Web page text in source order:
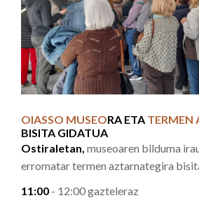
OIASSO MUSEORA ETA TERMEN
BISITA GIDATUA
Ostiraletan, museoaren bilduma
erromatar termen aztarnategira
11:00 - 12:00 gazteleraz